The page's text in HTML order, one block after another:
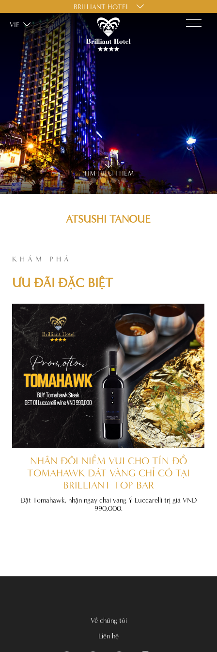
TÌM HIỂU THÊM
VIE
BRILLIANT HOTEL
ATSUSHI TANOUE
KHÁM PHÁ
ƯU ĐÃI ĐẶC BIỆT
NHÂN ĐÔI NIỀM VUI CHO TÍN ĐỒ
TOMAHAWK DÁT VÀNG CHỈ CÓ TẠI
BRILLIANT TOP BAR
Đặt Tomahawk, nhận ngay chai vang Ý Luccarelli trị giá VND
990,000.
Về chúng tôi
Liên hệ